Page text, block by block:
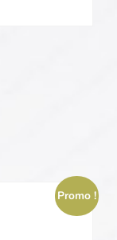
Promo !